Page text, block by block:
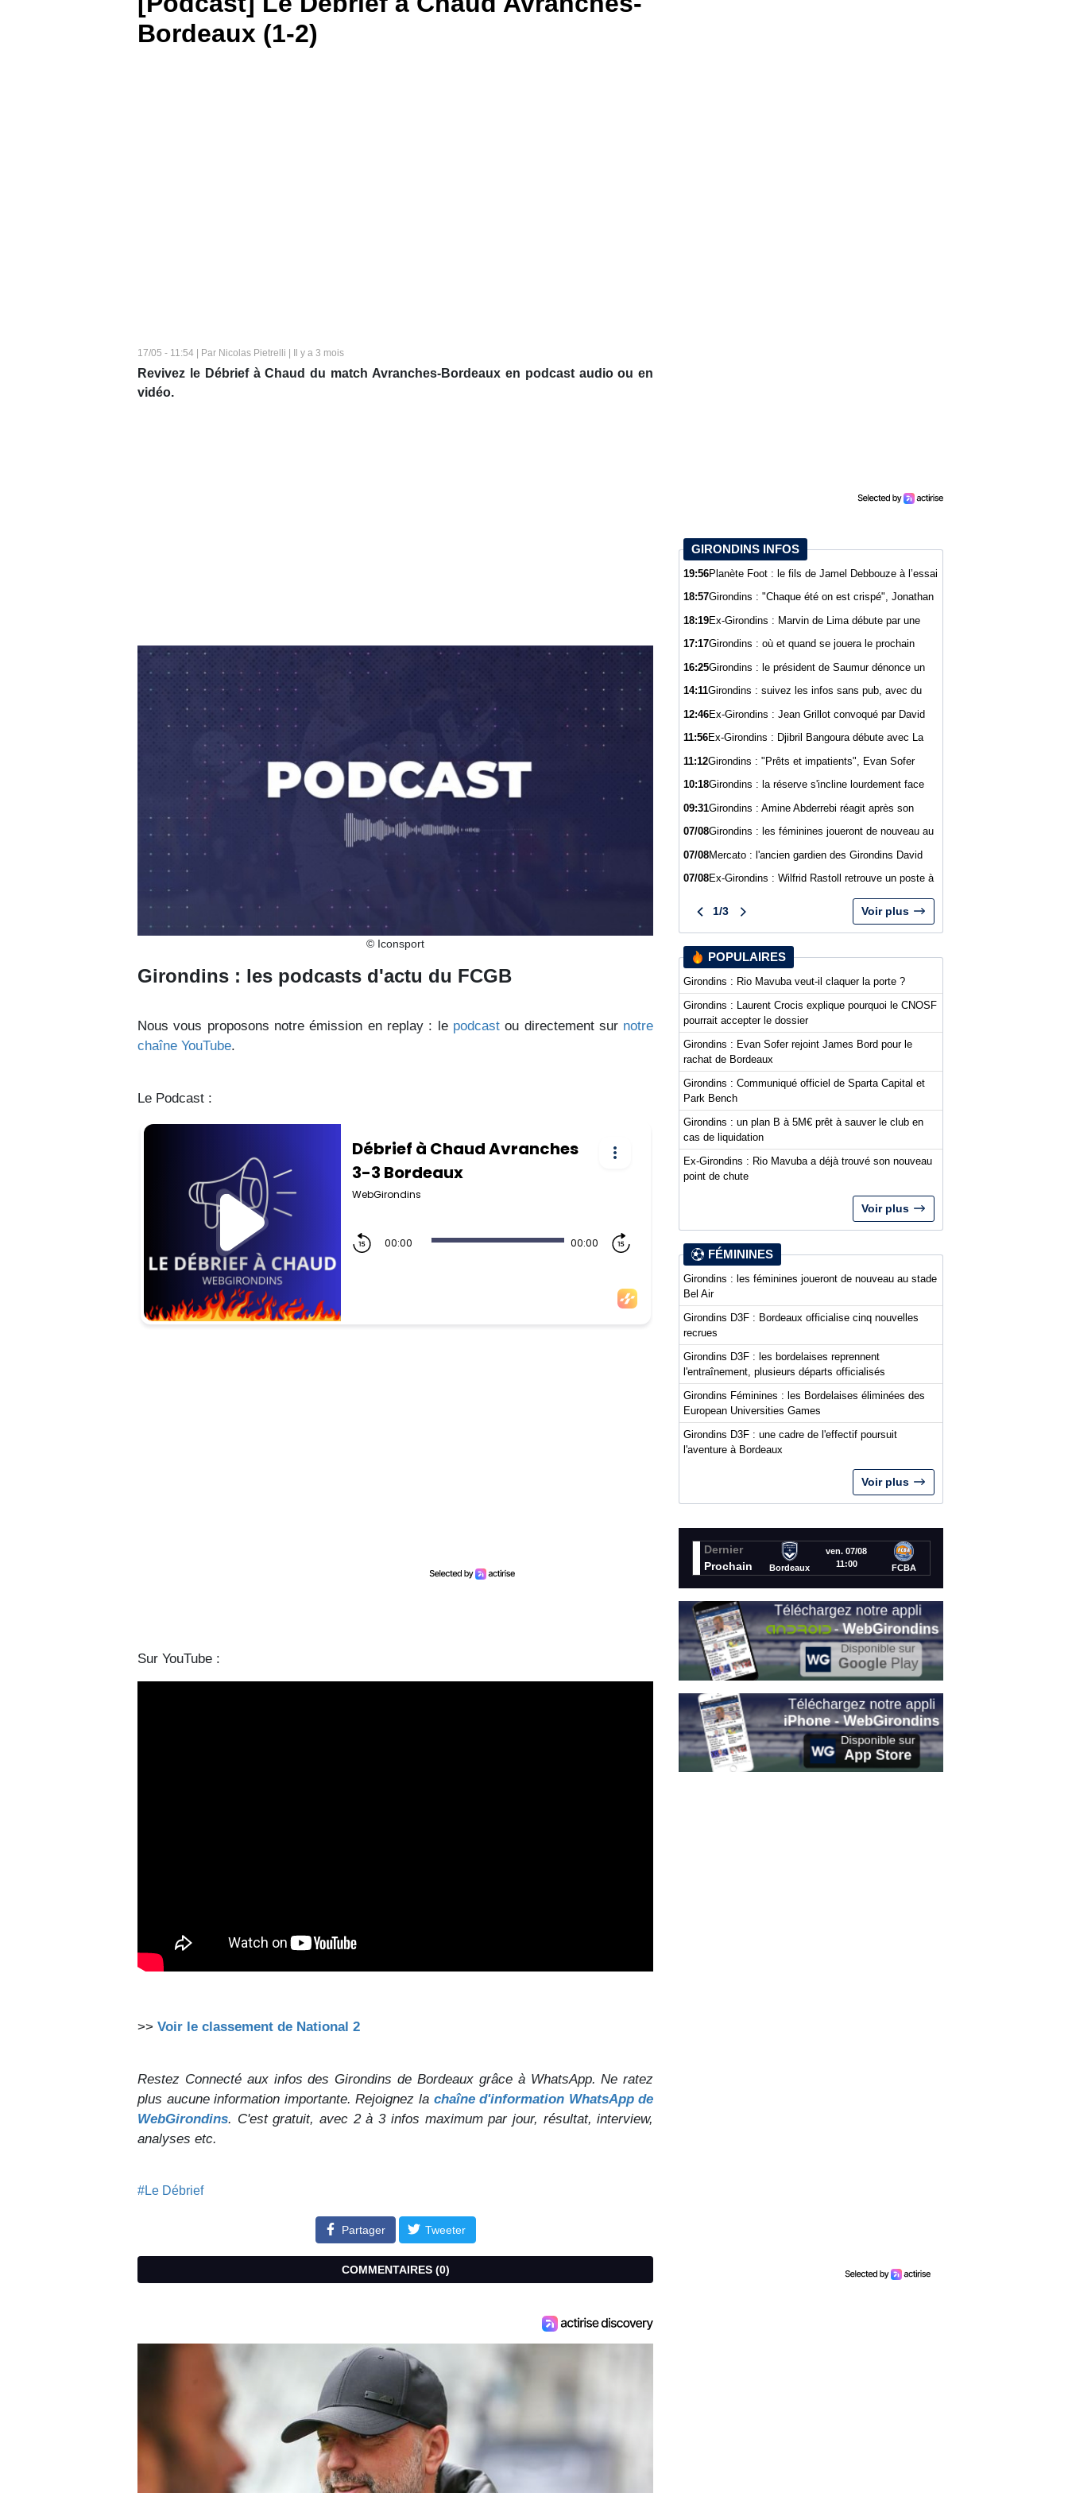
Bordeaux (1-2)
17/05 - 11:54 | Par Nicolas Pietrelli | Il y a 3 mois
Revivez le Débrief à Chaud du match Avranches-Bordeaux en podcast audio ou en
vidéo.
© Iconsport
Girondins : les podcasts d'actu du FCGB
Nous vous proposons notre émission en replay : le podcast ou directement sur notre
chaîne YouTube.
Le Podcast :
Sur YouTube :
>> Voir le classement de National 2
Restez Connecté aux infos des Girondins de Bordeaux grâce à WhatsApp. Ne ratez
plus aucune information importante. Rejoignez la chaîne d'information WhatsApp de
WebGirondins. C'est gratuit, avec 2 à 3 infos maximum par jour, résultat, interview,
analyses etc.
#Le Débrief
Partager Tweeter
COMMENTAIRES (0)
GIRONDINS INFOS
19:56Planète Foot : le fils de Jamel Debbouze à l’essai
18:57Girondins : "Chaque été on est crispé", Jonathan
18:19Ex-Girondins : Marvin de Lima débute par une
17:17Girondins : où et quand se jouera le prochain
16:25Girondins : le président de Saumur dénonce un
14:11Girondins : suivez les infos sans pub, avec du
12:46Ex-Girondins : Jean Grillot convoqué par David
11:56Ex-Girondins : Djibril Bangoura débute avec La
11:12Girondins : "Prêts et impatients", Evan Sofer
10:18Girondins : la réserve s'incline lourdement face
09:31Girondins : Amine Abderrebi réagit après son
07/08Girondins : les féminines joueront de nouveau au
07/08Mercato : l'ancien gardien des Girondins David
07/08Ex-Girondins : Wilfrid Rastoll retrouve un poste à
1/3 Voir plus
POPULAIRES
Girondins : Rio Mavuba veut-il claquer la porte ?
Girondins : Laurent Crocis explique pourquoi le CNOSF
pourrait accepter le dossier
Girondins : Evan Sofer rejoint James Bord pour le
rachat de Bordeaux
Girondins : Communiqué officiel de Sparta Capital et
Park Bench
Girondins : un plan B à 5M€ prêt à sauver le club en
cas de liquidation
Ex-Girondins : Rio Mavuba a déjà trouvé son nouveau
point de chute
Voir plus
FÉMININES
Girondins : les féminines joueront de nouveau au stade
Bel Air
Girondins D3F : Bordeaux officialise cinq nouvelles
recrues
Girondins D3F : les bordelaises reprennent
l'entraînement, plusieurs départs officialisés
Girondins Féminines : les Bordelaises éliminées des
European Universities Games
Girondins D3F : une cadre de l'effectif poursuit
l'aventure à Bordeaux
Voir plus
Dernier
Prochain
Bordeaux
ven. 07/08
11:00
FCBA